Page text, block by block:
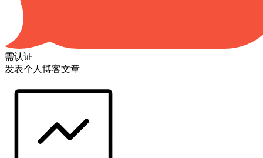
需认证
发表个人博客文章